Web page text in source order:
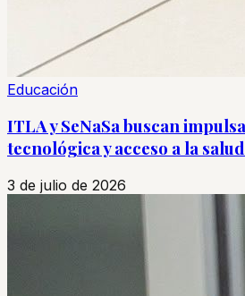
Educación
ITLA y SeNaSa buscan
tecnológica y acceso a la salud
3 de julio de 2026